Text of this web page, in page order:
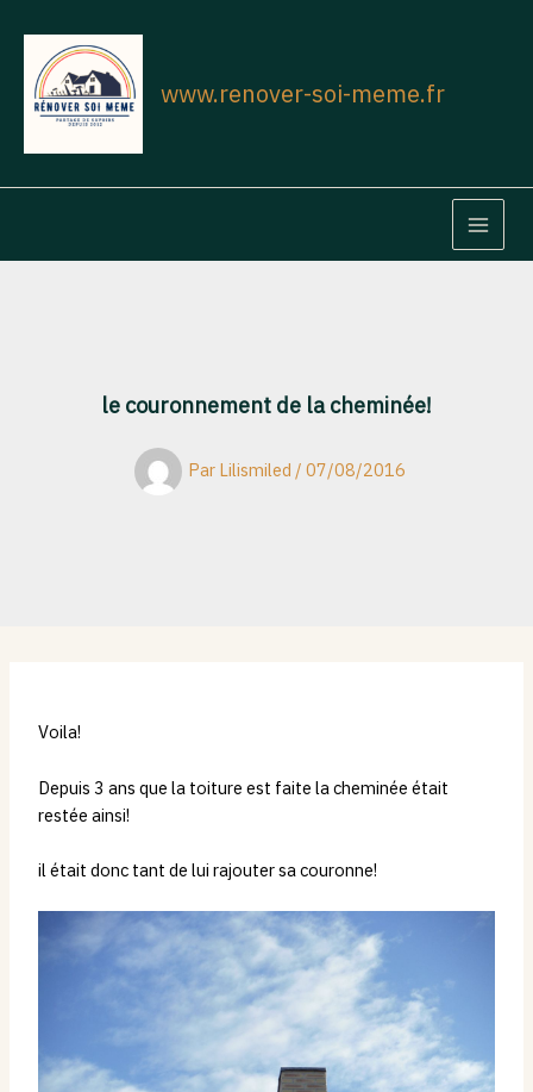
contenu
www.renover-soi-meme.fr
MAIN
le couronnement de la cheminée!
Par Lilismiled / 07/08/2016
Voila!
Depuis 3 ans que la toiture est faite la cheminée était
restée ainsi!
il était donc tant de lui rajouter sa couronne!